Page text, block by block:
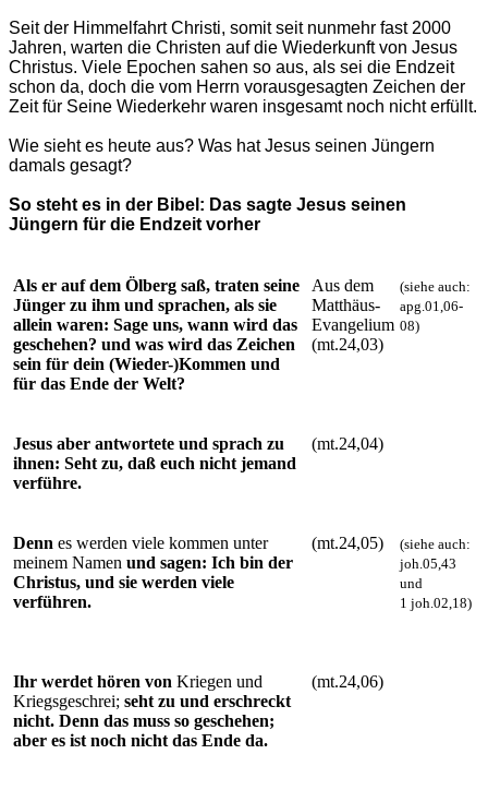
Seit der Himmelfahrt Christi, somit seit nunmehr fast 2000
Jahren, warten die Christen auf die Wiederkunft von Jesus
Christus. Viele Epochen sahen so aus, als sei die Endzeit
schon da, doch die vom Herrn vorausgesagten Zeichen der
Zeit für Seine Wiederkehr waren insgesamt noch nicht erfüllt.
Wie sieht es heute aus? Was hat Jesus seinen Jüngern
damals gesagt?
So steht es in der Bibel: Das sagte Jesus seinen
Jüngern für die Endzeit vorher
Als er auf dem Ölberg saß, traten seine
Jünger zu ihm und sprachen, als sie
allein waren: Sage uns, wann wird das
geschehen? und was wird das Zeichen
sein für dein (Wieder-)Kommen und
für das Ende der Welt?
Aus dem
Matthäus-
Evangelium
(mt.24,03)
(siehe auch:
apg.01,06-
08)
Jesus aber antwortete und sprach zu
ihnen: Seht zu, daß euch nicht jemand
verführe.
(mt.24,04)
Denn es werden viele kommen unter
meinem Namen und sagen: Ich bin der
Christus, und sie werden viele
verführen.
(mt.24,05)
(siehe auch:
joh.05,43
und
1 joh.02,18)
Ihr werdet hören von Kriegen und
Kriegsgeschrei; seht zu und erschreckt
nicht. Denn das muss so geschehen;
aber es ist noch nicht das Ende da.
(mt.24,06)